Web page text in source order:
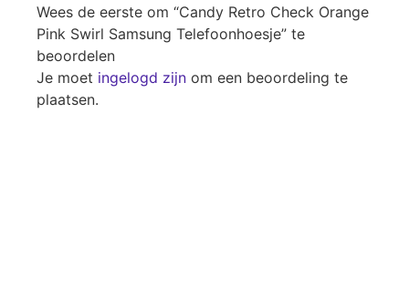
Wees de eerste om “Candy Retro Check Orange
Pink Swirl Samsung Telefoonhoesje” te
beoordelen
Je moet ingelogd zijn om een beoordeling te
plaatsen.